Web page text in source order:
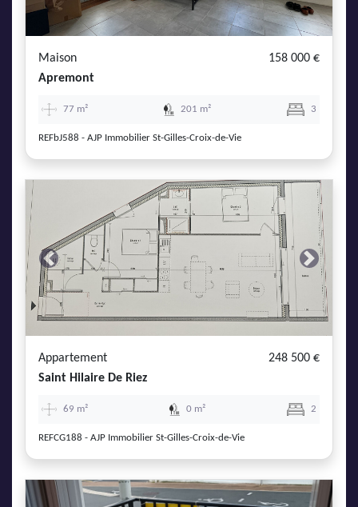
Maison
158 000 €
Apremont
77 m² 201 m² 3
REFbJ588 - AJP Immobilier St-Gilles-Croix-de-Vie
Previous Next
Appartement
248 500 €
Saint Hilaire De Riez
69 m² 0 m² 2
REFCG188 - AJP Immobilier St-Gilles-Croix-de-Vie